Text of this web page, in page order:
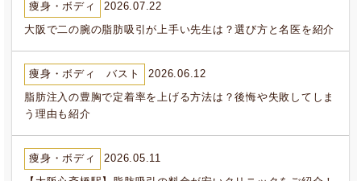
痩身・ボディ 2026.07.22
大阪で二の腕の脂肪吸引が上手い先生は？選び方と名医を紹介
痩身・ボディ バスト 2026.06.12
脂肪注入の豊胸で定着率を上げる方法は？後悔や失敗してしま
う理由も紹介
痩身・ボディ 2026.05.11